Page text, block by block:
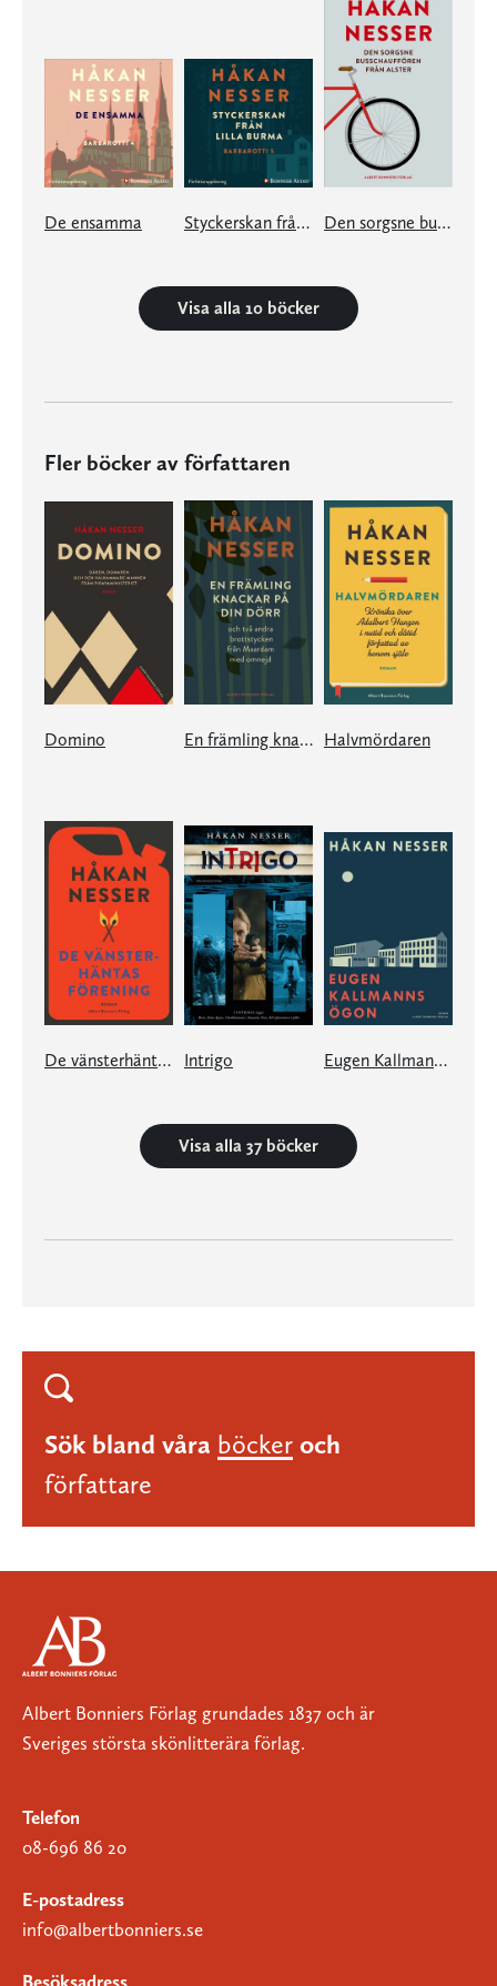
De ensamma Styckerskan från Lilla Burma Den sorgsne busschauffören från Alster
Visa alla 10 böcker
Fler böcker av författaren
Domino En främling knackar på din dörr Halvmördaren
De vänsterhäntas förening Intrigo Eugen Kallmanns ögon
Visa alla 37 böcker
Sök bland våra böcker och
författare
Albert Bonniers Förlag grundades 1837 och är
Sveriges största skönlitterära förlag.
Telefon
08-696 86 20
E-postadress
info@albertbonniers.se